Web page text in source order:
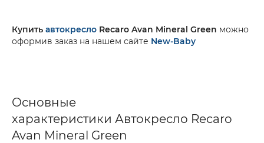
Купить автокресло Recaro Avan Mineral Green можно
оформив заказ на нашем сайте New-Baby
Основные
характеристики Автокресло Recaro
Avan Mineral Green